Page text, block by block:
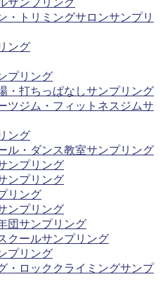
サンプリング
・トリミングサロンサンプリ
ング
プリング
・打ちっぱなしサンプリング
ツジム・フィットネスジムサ
ング
ル・ダンス教室サンプリング
ンプリング
ンプリング
リング
ンプリング
団サンプリング
クールサンプリング
プリング
・ロッククライミングサンプ